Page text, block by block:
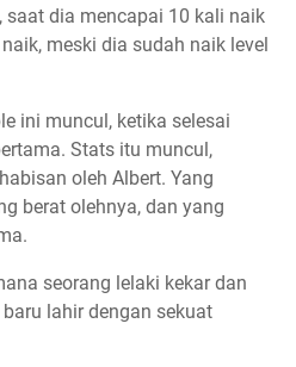
dia mencapai 10 kali naik
meski dia sudah naik level
ini muncul, ketika selesai
Stats itu muncul,
oleh Albert. Yang
berat olehnya, dan yang
seorang lelaki kekar dan
lahir dengan sekuat